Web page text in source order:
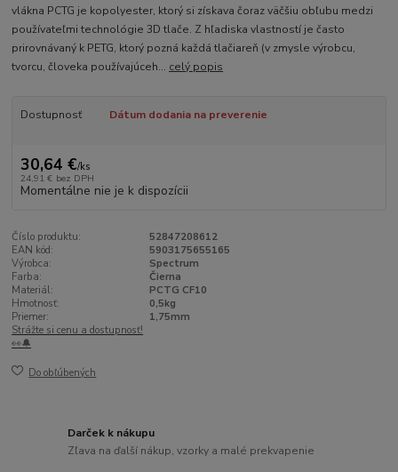
vlákna PCTG je kopolyester, ktorý si získava čoraz väčšiu obľubu medzi
používateľmi technológie 3D tlače. Z hľadiska vlastností je často
prirovnávaný k PETG, ktorý pozná každá tlačiareň (v zmysle výrobcu,
tvorcu, človeka používajúceh... celý popis
Dostupnosť Dátum dodania na preverenie
30,64 €/ks
24,91 € bez DPH
Momentálne nie je k dispozícii
Číslo produktu:
52847208612
EAN kód:
5903175655165
Výrobca:
Spectrum
Farba:
Čierna
Materiál:
PCTG CF10
Hmotnosť:
0,5kg
Priemer:
1,75mm
Strážte si cenu a dostupnosť!
👀🔔
Do obľúbených
Darček k nákupu
Zľava na ďalší nákup, vzorky a malé prekvapenie